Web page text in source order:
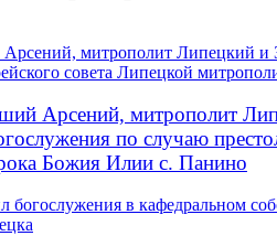
митрополит Липецкий и
совета Липецкой
Арсений, митрополит
по случаю
Божия Илии с. Панино
богослужения в кафедральном